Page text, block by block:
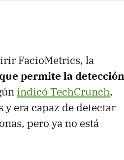
FacioMetrics, la
permite la detección
indicó TechCrunch,
y era capaz de detectar
pero ya no está